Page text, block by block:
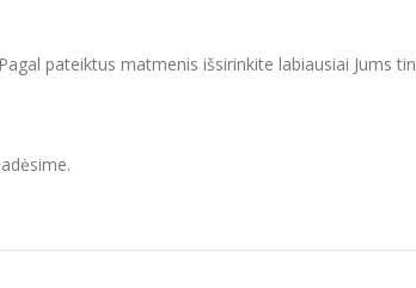
pateiktus matmenis išsirinkite labiausiai Jums